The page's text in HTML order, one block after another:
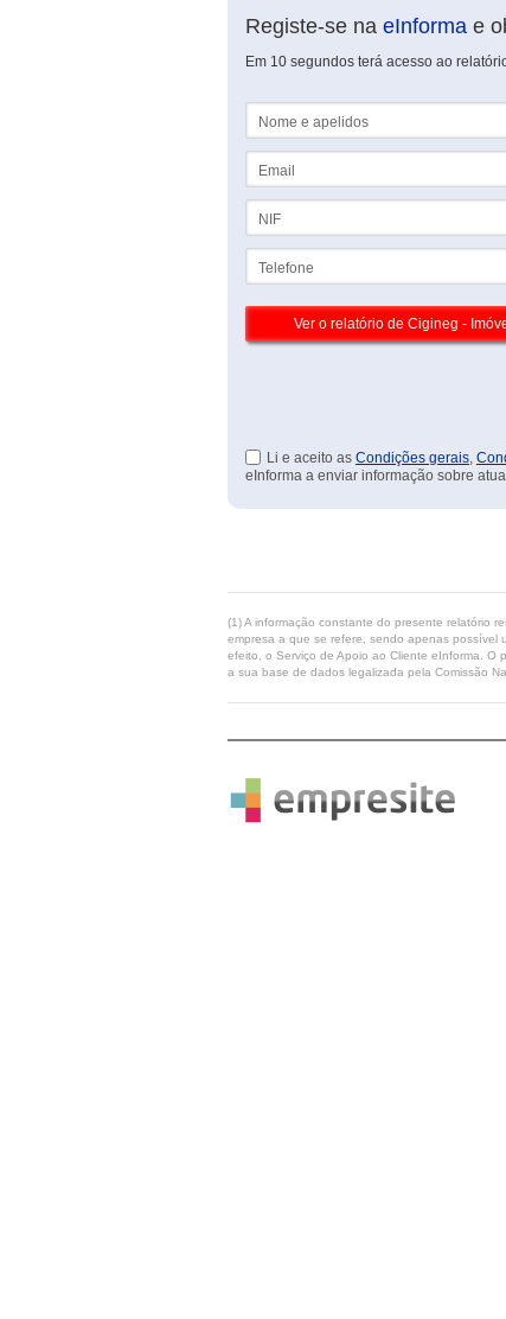
Registe-se na eInforma e
Em 10 segundos terá acesso ao
Li e aceito as Condições gerais,
eInforma a enviar informação sobre
(1) A informação constante do presente relatório
empresa a que se refere, sendo apenas possível
efeito, o Serviço de Apoio ao Cliente eInforma. O
a sua base de dados legalizada pela Comissão